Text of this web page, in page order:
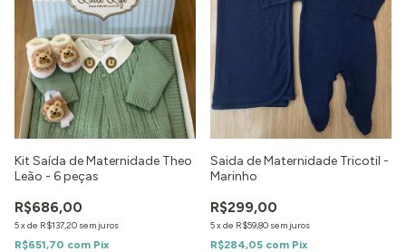
Kit Saída de Maternidade Theo
Leão - 6 peças
R$686,00
5xde R$137,20 sem juros
R$651,70 com Pix
Saida de Maternidade Tricotil -
Marinho
R$299,00
5xde R$59,80 sem juros
R$284,05 com Pix